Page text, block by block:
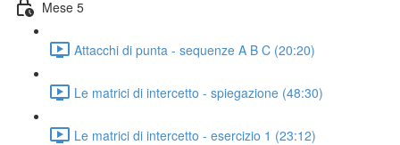
Mese 5
Attacchi di punta - sequenze A B C (20:20)
Le matrici di intercetto - spiegazione (48:30)
Le matrici di intercetto - esercizio 1 (23:12)